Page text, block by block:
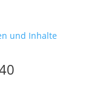
und Inhalte